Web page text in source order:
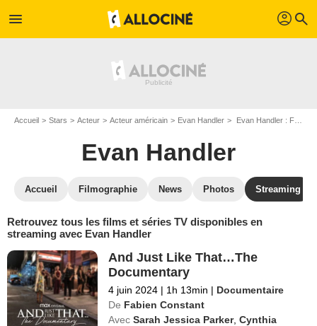
menu profil search
Accueil Stars Acteur Acteur américain Evan Handler Evan Handler : Films et séries online
Evan Handler
Accueil Filmographie News Photos Streaming
Retrouvez tous les films et séries TV disponibles en
streaming avec Evan Handler
And Just Like That…The
Documentary
4 juin 2024 | 1h 13min | Documentaire
De Fabien Constant
Avec Sarah Jessica Parker,Cynthia